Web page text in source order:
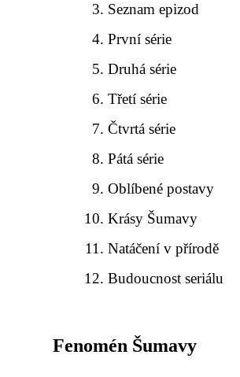
Seznam epizod
První série
Druhá série
Třetí série
Čtvrtá série
Pátá série
Oblíbené postavy
Krásy Šumavy
Natáčení v přírodě
Budoucnost seriálu
Fenomén Šumavy